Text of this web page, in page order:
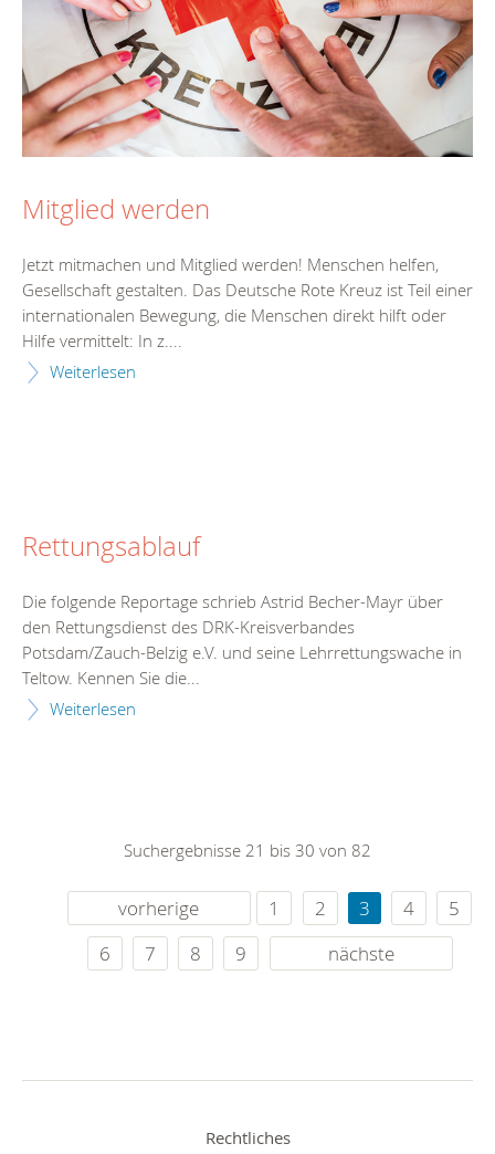
Mitglied werden
Jetzt mitmachen und Mitglied werden! Menschen helfen,
Gesellschaft gestalten. Das Deutsche Rote Kreuz ist Teil einer
internationalen Bewegung, die Menschen direkt hilft oder
Hilfe vermittelt: In z....
Weiterlesen
Rettungsablauf
Die folgende Reportage schrieb Astrid Becher-Mayr über
den Rettungsdienst des DRK-Kreisverbandes
Potsdam/Zauch-Belzig e.V. und seine Lehrrettungswache in
Teltow. Kennen Sie die...
Weiterlesen
Suchergebnisse 21 bis 30 von 82
vorherige 1 2 3 4
5
6
7 8 9 nächste
Rechtliches